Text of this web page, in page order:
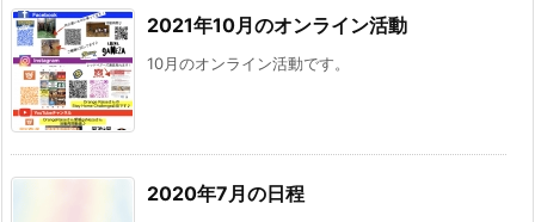
2021年10月のオンライン活動
10月のオンライン活動です。
2020年7月の日程